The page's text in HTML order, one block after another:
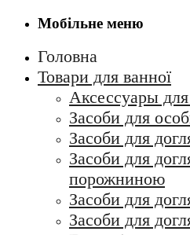
Мобільне меню
Головна
Товари для ванної
Аксессуары
Засоби для
Засоби для
Засоби для
порожниною
Засоби для
Засоби для